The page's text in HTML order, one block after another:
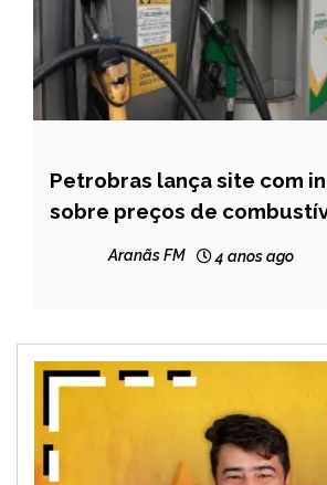
BRASIL
NOTÍCIAS
Petrobras lança site com
sobre preços de
Aranãs FM 4 anos ago